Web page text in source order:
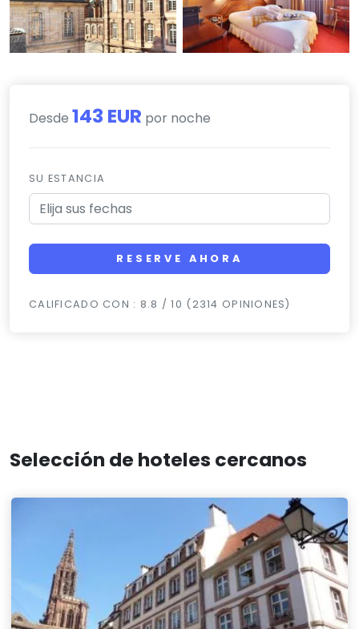
Desde 143 EUR por noche
SU ESTANCIA
RESERVE AHORA
CALIFICADO CON : 8.8 / 10 (2314 OPINIONES)
Selección de hoteles cercanos